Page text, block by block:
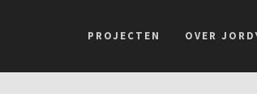
PROJECTEN OVER